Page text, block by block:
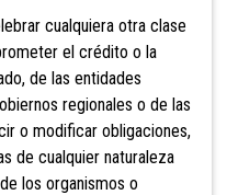
cualquiera otra clase
el crédito o la
de las entidades
regionales o de las
o modificar obligaciones,
de cualquier naturaleza
los organismos o